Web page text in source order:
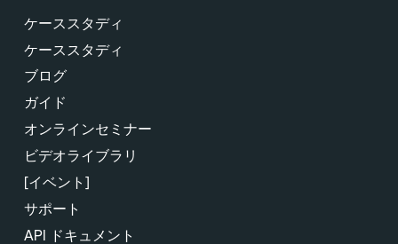
ケーススタディ
ケーススタディ
ブログ
ガイド
オンラインセミナー
ビデオライブラリ
[イベント]
サポート
API ドキュメント